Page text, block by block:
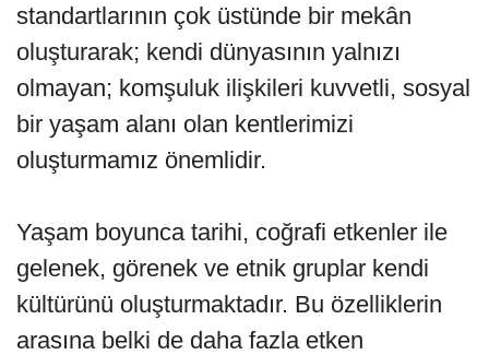
standartlarının çok üstünde bir mekân
oluşturarak; kendi dünyasının yalnızı
olmayan; komşuluk ilişkileri kuvvetli, sosyal
bir yaşam alanı olan kentlerimizi
oluşturmamız önemlidir.
Yaşam boyunca tarihi, coğrafi etkenler ile
gelenek, görenek ve etnik gruplar kendi
kültürünü oluşturmaktadır. Bu özelliklerin
arasına belki de daha fazla etken